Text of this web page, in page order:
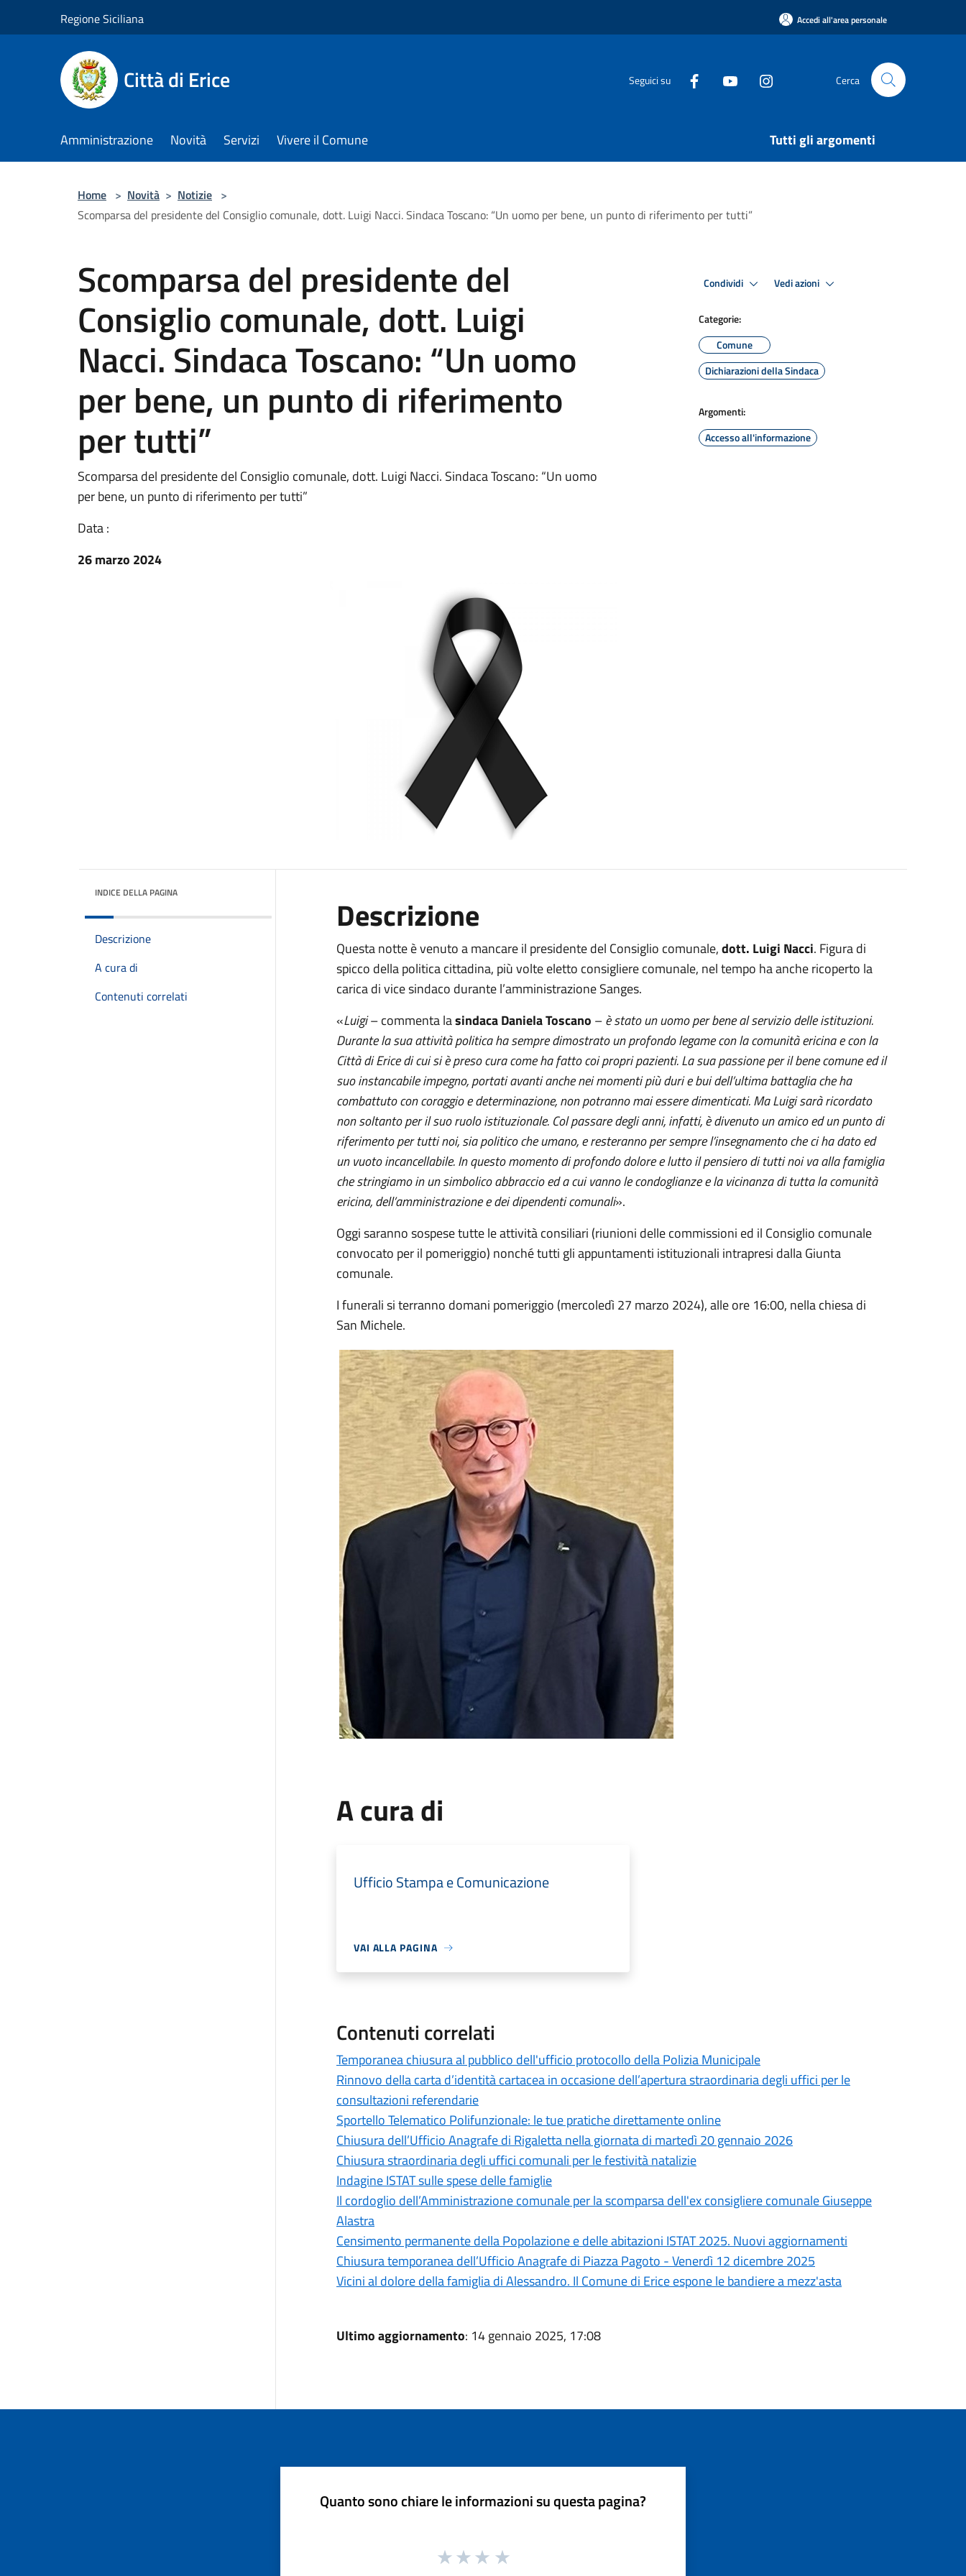
Regione Siciliana Accedi all'area personale
Città di Erice Seguici su Cerca
Amministrazione Novità Servizi Vivere il Comune Tutti gli argomenti
Home > Novità > Notizie >
Scomparsa del presidente del Consiglio comunale, dott. Luigi Nacci. Sindaca Toscano: “Un uomo per bene, un punto di riferimento per tutti”
Scomparsa del presidente del
Consiglio comunale, dott. Luigi
Nacci. Sindaca Toscano: “Un uomo
per bene, un punto di riferimento
per tutti”
Scomparsa del presidente del Consiglio comunale, dott. Luigi Nacci. Sindaca Toscano: “Un uomo
per bene, un punto di riferimento per tutti”
Data :
26 marzo 2024
Condividi Vedi azioni
Categorie:
Comune
Dichiarazioni della Sindaca
Argomenti:
Accesso all'informazione
INDICE DELLA PAGINA
Descrizione
A cura di
Contenuti correlati
Descrizione
Questa notte è venuto a mancare il presidente del Consiglio comunale,dott. Luigi Nacci. Figura di
spicco della politica cittadina, più volte eletto consigliere comunale, nel tempo ha anche ricoperto la
carica di vice sindaco durante l’amministrazione Sanges.
«Luigi– commenta lasindaca Daniela Toscano –è stato un uomo per bene al servizio delle istituzioni.
Durante la sua attività politica ha sempre dimostrato un profondo legame con la comunità ericina e con la
Città di Erice di cui si è preso cura come ha fatto coi propri pazienti. La sua passione per il bene comune ed il
suo instancabile impegno, portati avanti anche nei momenti più duri e bui dell’ultima battaglia che ha
combattuto con coraggio e determinazione, non potranno mai essere dimenticati. Ma Luigi sarà ricordato
non soltanto per il suo ruolo istituzionale. Col passare degli anni, infatti, è divenuto un amico ed un punto di
riferimento per tutti noi, sia politico che umano, e resteranno per sempre l’insegnamento che ci ha dato ed
un vuoto incancellabile. In questo momento di profondo dolore e lutto il pensiero di tutti noi va alla famiglia
che stringiamo in un simbolico abbraccio ed a cui vanno le condoglianze e la vicinanza di tutta la comunità
ericina, dell’amministrazione e dei dipendenti comunali».
Oggi saranno sospese tutte le attività consiliari (riunioni delle commissioni ed il Consiglio comunale
convocato per il pomeriggio) nonché tutti gli appuntamenti istituzionali intrapresi dalla Giunta
comunale.
I funerali si terranno domani pomeriggio (mercoledì 27 marzo 2024), alle ore 16:00, nella chiesa di
San Michele.
A cura di
Ufficio Stampa e Comunicazione
VAI ALLA PAGINA
Contenuti correlati
Temporanea chiusura al pubblico dell'ufficio protocollo della Polizia Municipale
Rinnovo della carta d’identità cartacea in occasione dell’apertura straordinaria degli uffici per le
consultazioni referendarie
Sportello Telematico Polifunzionale: le tue pratiche direttamente online
Chiusura dell’Ufficio Anagrafe di Rigaletta nella giornata di martedì 20 gennaio 2026
Chiusura straordinaria degli uffici comunali per le festività natalizie
Indagine ISTAT sulle spese delle famiglie
Il cordoglio dell’Amministrazione comunale per la scomparsa dell'ex consigliere comunale Giuseppe
Alastra
Censimento permanente della Popolazione e delle abitazioni ISTAT 2025. Nuovi aggiornamenti
Chiusura temporanea dell’Ufficio Anagrafe di Piazza Pagoto - Venerdì 12 dicembre 2025
Vicini al dolore della famiglia di Alessandro. Il Comune di Erice espone le bandiere a mezz'asta
Ultimo aggiornamento: 14 gennaio 2025, 17:08
Quanto sono chiare le informazioni su questa pagina?